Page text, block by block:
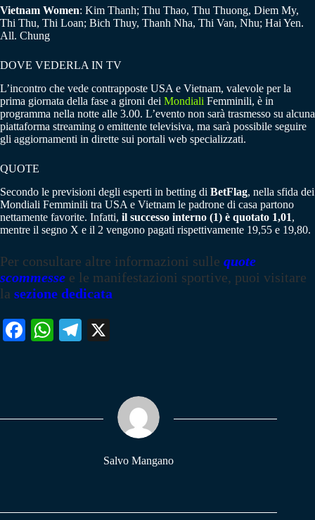
Vietnam Women: Kim Thanh; Thu Thao, Thu Thuong, Diem My,
Thi Thu, Thi Loan; Bich Thuy, Thanh Nha, Thi Van, Nhu; Hai Yen.
All. Chung
DOVE VEDERLA IN TV
L’incontro che vede contrapposte USA e Vietnam, valevole per la
prima giornata della fase a gironi dei Mondiali Femminili, è in
programma nella notte alle 3.00. L’evento non sarà trasmesso su alcuna
piattaforma streaming o emittente televisiva, ma sarà possibile seguire
gli aggiornamenti in dirette sui portali web specializzati.
QUOTE
Secondo le previsioni degli esperti in betting di BetFlag, nella sfida dei
Mondiali Femminili tra USA e Vietnam le padrone di casa partono
nettamente favorite. Infatti, il successo interno (1) è quotato 1,01,
mentre il segno X e il 2 vengono pagati rispettivamente 19,55 e 19,80.
Per consultare altre informazioni sulle quote
scommesse e le manifestazioni sportive, puoi visitare
la sezione dedicata
Fa W
pp
Te
m
Salvo Mangano